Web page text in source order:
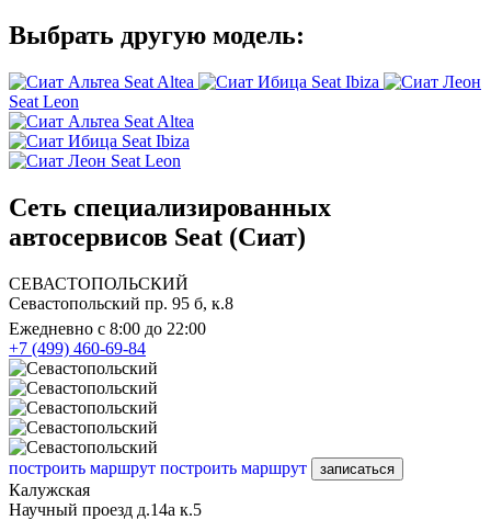
Выбрать другую модель:
Seat Altea
Seat Ibiza
Seat Leon
Seat Altea
Seat Ibiza
Seat Leon
Сеть специализированных
автосервисов Seat (Сиат)
СЕВАСТОПОЛЬСКИЙ
Севастопольский пр. 95 б, к.8
Ежедневно с 8:00 до 22:00
+7 (499) 460-69-84
построить маршрут построить маршрут записаться
Калужская
Научный проезд д.14а к.5